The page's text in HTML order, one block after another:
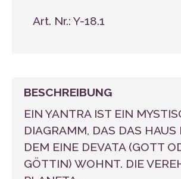
Art. Nr.: Y-18.1
BESCHREIBUNG
EIN YANTRA IST EIN
DIAGRAMM, DAS DAS HAUS
DEM EINE DEVATA (GOTT
GÖTTIN) WOHNT. DIE